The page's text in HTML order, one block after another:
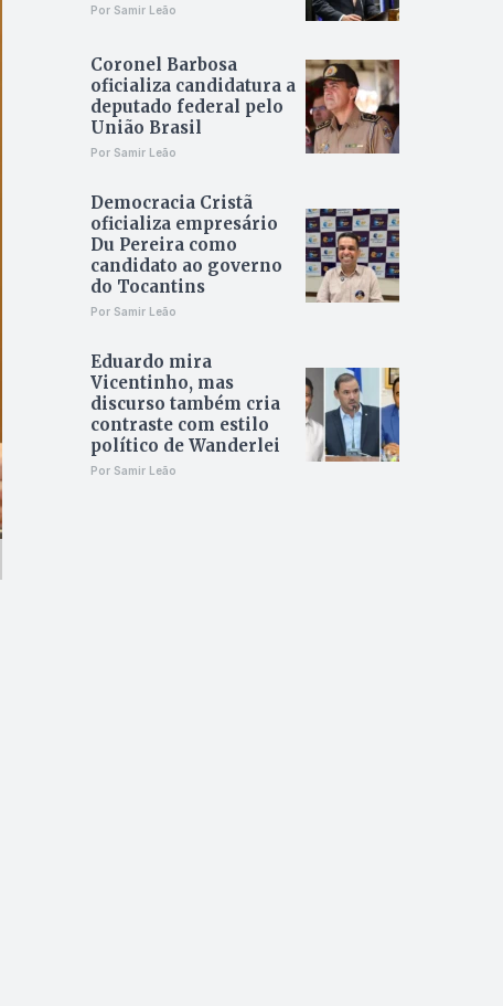
Por Samir Leão
Coronel Barbosa
oficializa candidatura a
deputado federal pelo
União Brasil
Por Samir Leão
Democracia Cristã
oficializa empresário
Du Pereira como
candidato ao governo
do Tocantins
Por Samir Leão
Eduardo mira
Vicentinho, mas
discurso também cria
contraste com estilo
político de Wanderlei
Por Samir Leão